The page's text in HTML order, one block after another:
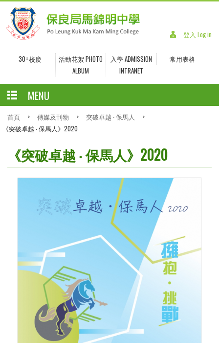
登入 Log in
30+校慶
活動花絮 PHOTO
ALBUM
入學 ADMISSION
常用表格
INTRANET
MENU
首頁 > 傳媒及刊物 > 突破卓越 ‧ 保馬人
>
《突破卓越 ‧ 保馬人》2020
《突破卓越 ‧ 保馬人》2020